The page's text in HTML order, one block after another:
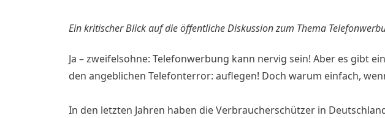
Ein kritischer Blick auf die öffentliche Diskussion zum Thema
Ja – zweifelsohne: Telefonwerbung kann nervig sein! Aber es gibt
den angeblichen Telefonterror: auflegen! Doch warum einfach,
In den letzten Jahren haben die Verbraucherschützer in